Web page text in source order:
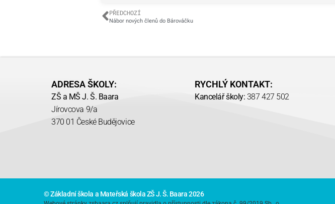
PŘEDCHOZÍ
Nábor nových členů do Bárováčku
ADRESA ŠKOLY:
ZŠ a MŠ J. Š. Baara
Jírovcova 9/a
370 01 České Budějovice
RYCHLÝ KONTAKT:
Kancelář školy: 387 427 502
© Základní škola a Mateřská škola ZŠ J. Š. Baara 2026